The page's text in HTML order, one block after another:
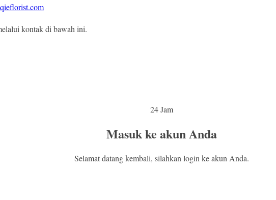
kontak di bawah ini.
24 Jam
Masuk ke akun Anda
Selamat datang kembali, silahkan login ke akun Anda.